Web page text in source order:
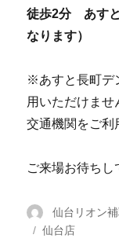
徒歩2分 あす
なります）
※あすと長町デ
用いただけま
交通機関をご利
ご来場お待ちし
投
稿
仙台リオン
カ
仙台店